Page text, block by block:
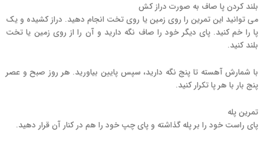
بلند کردن پا صاف به صورت دراز کش
‌می توانید این تمرین را روی زمین یا روی تخت انجام دهید. دراز کشیده و یک
پا را خم کنید. پای دیگر خود را صاف نگه دارید و آن را از روی زمین یا تخت
بلند کنید.
با شمارش آهسته تا پنج نگه دارید، سپس پایین بیاورید. هر روز صبح و عصر
پنج بار با هر پا تکرار کنید.
تمرین پله
پای راست خود را بر پله گذاشته و پای چپ خود را هم در کنار آن قرار دهید.